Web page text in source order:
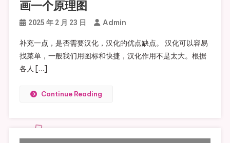
画一个原理图
2025 年 2 月 23 日 Admin
补充一点，是否需要汉化，汉化的优点缺点。 汉化可以容易
找菜单，一般我们用图标和快捷，汉化作用不是太大。根据
各人 […]
Continue Reading